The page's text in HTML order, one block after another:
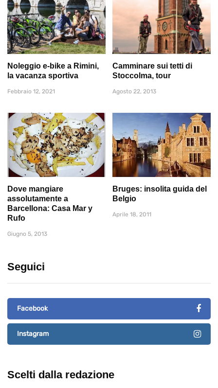
Noleggio e-bike a Rimini,
la vacanza sportiva
Febbraio 12, 2021
Camminare sui tetti di
Stoccolma, tour
Agosto 22, 2013
Dove mangiare
assolutamente a
Barcellona: Casa Mar y
Rufo
Giugno 5, 2013
Bruges: insolita guida del
Belgio
Aprile 18, 2011
Seguici
Facebook
Instagram
Scelti dalla redazione